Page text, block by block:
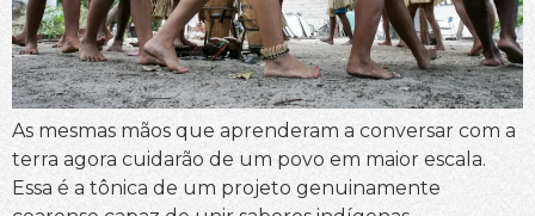
As mesmas mãos que aprenderam a conversar com a
terra agora cuidarão de um povo em maior escala.
Essa é a tônica de um projeto genuinamente